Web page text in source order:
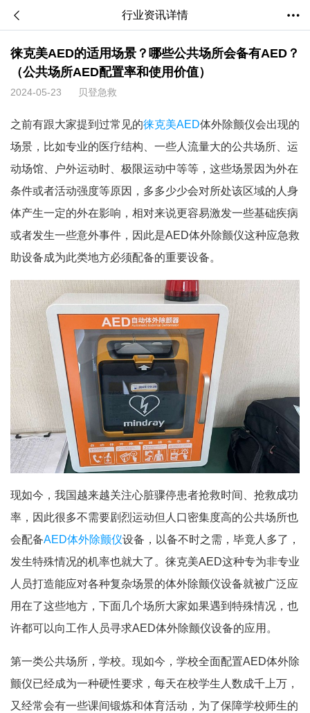
行业资讯详情
徕克美AED的适用场景？哪些公共场所会备有AED？
（公共场所AED配置率和使用价值）
2024-05-23 贝登急救
之前有跟大家提到过常见的徕克美AED体外除颤仪会出现的
场景，比如专业的医疗结构、一些人流量大的公共场所、运
动场馆、户外运动时、极限运动中等等，这些场景因为外在
条件或者活动强度等原因，多多少少会对所处该区域的人身
体产生一定的外在影响，相对来说更容易激发一些基础疾病
或者发生一些意外事件，因此是AED体外除颤仪这种应急救
助设备成为此类地方必须配备的重要设备。
现如今，我国越来越关注心脏骤停患者抢救时间、抢救成功
率，因此很多不需要剧烈运动但人口密集度高的公共场所也
会配备AED体外除颤仪设备，以备不时之需，毕竟人多了，
发生特殊情况的机率也就大了。徕克美AED这种专为非专业
人员打造能应对各种复杂场景的体外除颤仪设备就被广泛应
用在了这些地方，下面几个场所大家如果遇到特殊情况，也
许都可以向工作人员寻求AED体外除颤仪设备的应用。
第一类公共场所，学校。现如今，学校全面配置AED体外除
颤仪已经成为一种硬性要求，每天在校学生人数成千上万，
又经常会有一些课间锻炼和体育活动，为了保障学校师生的